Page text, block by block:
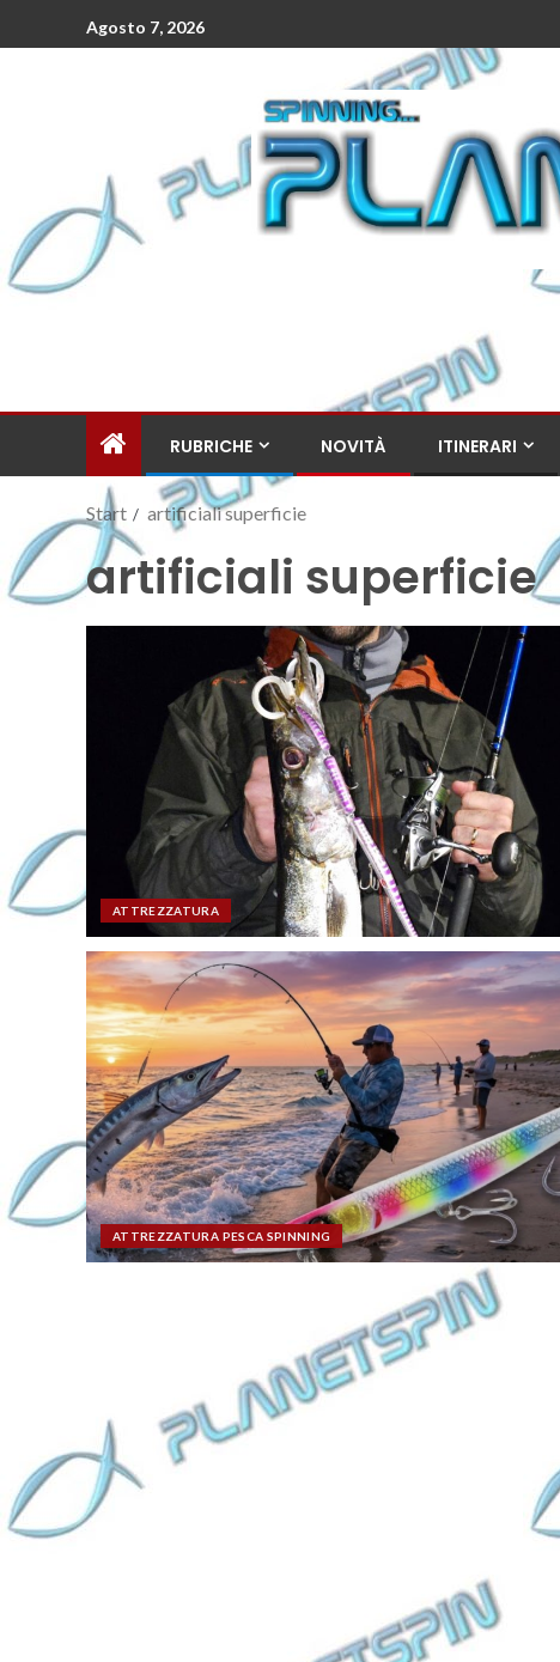
Agosto 7, 2026
RUBRICHE NOVITÀ ITINERARI
Start artificiali superficie
artificiali superficie
ATTREZZATURA
ATTREZZATURA PESCA SPINNING